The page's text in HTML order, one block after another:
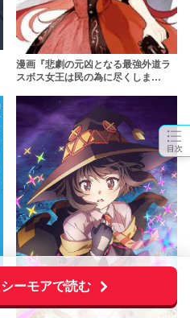
ーモアで読む
目次
漫画『悲劇の元凶となる最強外道ラ
スボス女王は民の為に尽くしま
すじ＆感想！極悪女王が女神のよう
な女王に！？【ラス為】